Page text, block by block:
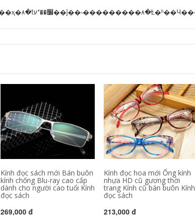
�������Ի�Ƕ�������ҳ�۸�Ϊ׼��
Kính đọc sách mới Bán buôn
kính chống Blu-ray cao cấp
dành cho người cao tuổi Kính
đọc sách
269,000 đ
Kính đọc hoa mới Ống kính
nhựa HD cũ gương thời
trang Kính cũ bán buôn Kính
đọc sách
213,000 đ